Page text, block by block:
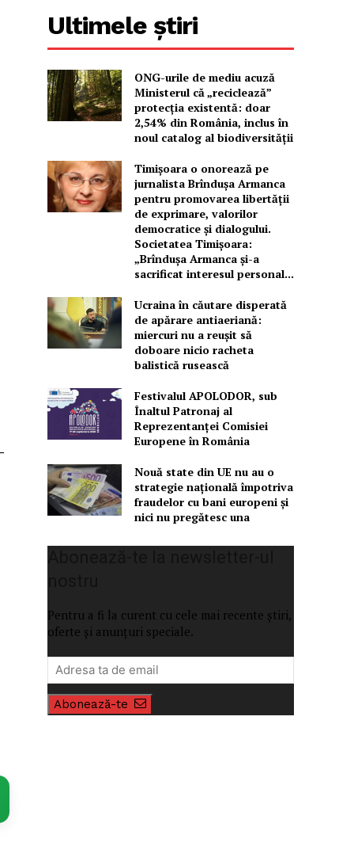
Ultimele știri
ONG-urile de mediu acuză
Ministerul că „reciclează”
protecția existentă: doar
2,54% din România, inclus în
noul catalog al biodiversității
Timișoara o onorează pe
jurnalista Brîndușa Armanca
pentru promovarea libertății
de exprimare, valorilor
democratice și dialogului.
Societatea Timișoara:
„Brîndușa Armanca și-a
sacrificat interesul personal...
Ucraina în căutare disperată
de apărare antiaeriană:
miercuri nu a reușit să
doboare nicio racheta
balistică rusească
Festivalul APOLODOR, sub
Înaltul Patronaj al
Reprezentanței Comisiei
Europene în România
Nouă state din UE nu au o
strategie națională împotriva
fraudelor cu bani europeni și
nici nu pregătesc una
Pentru a fi la curent cu cele mai recente știri,
oferte și anunțuri speciale.
Abonează-te